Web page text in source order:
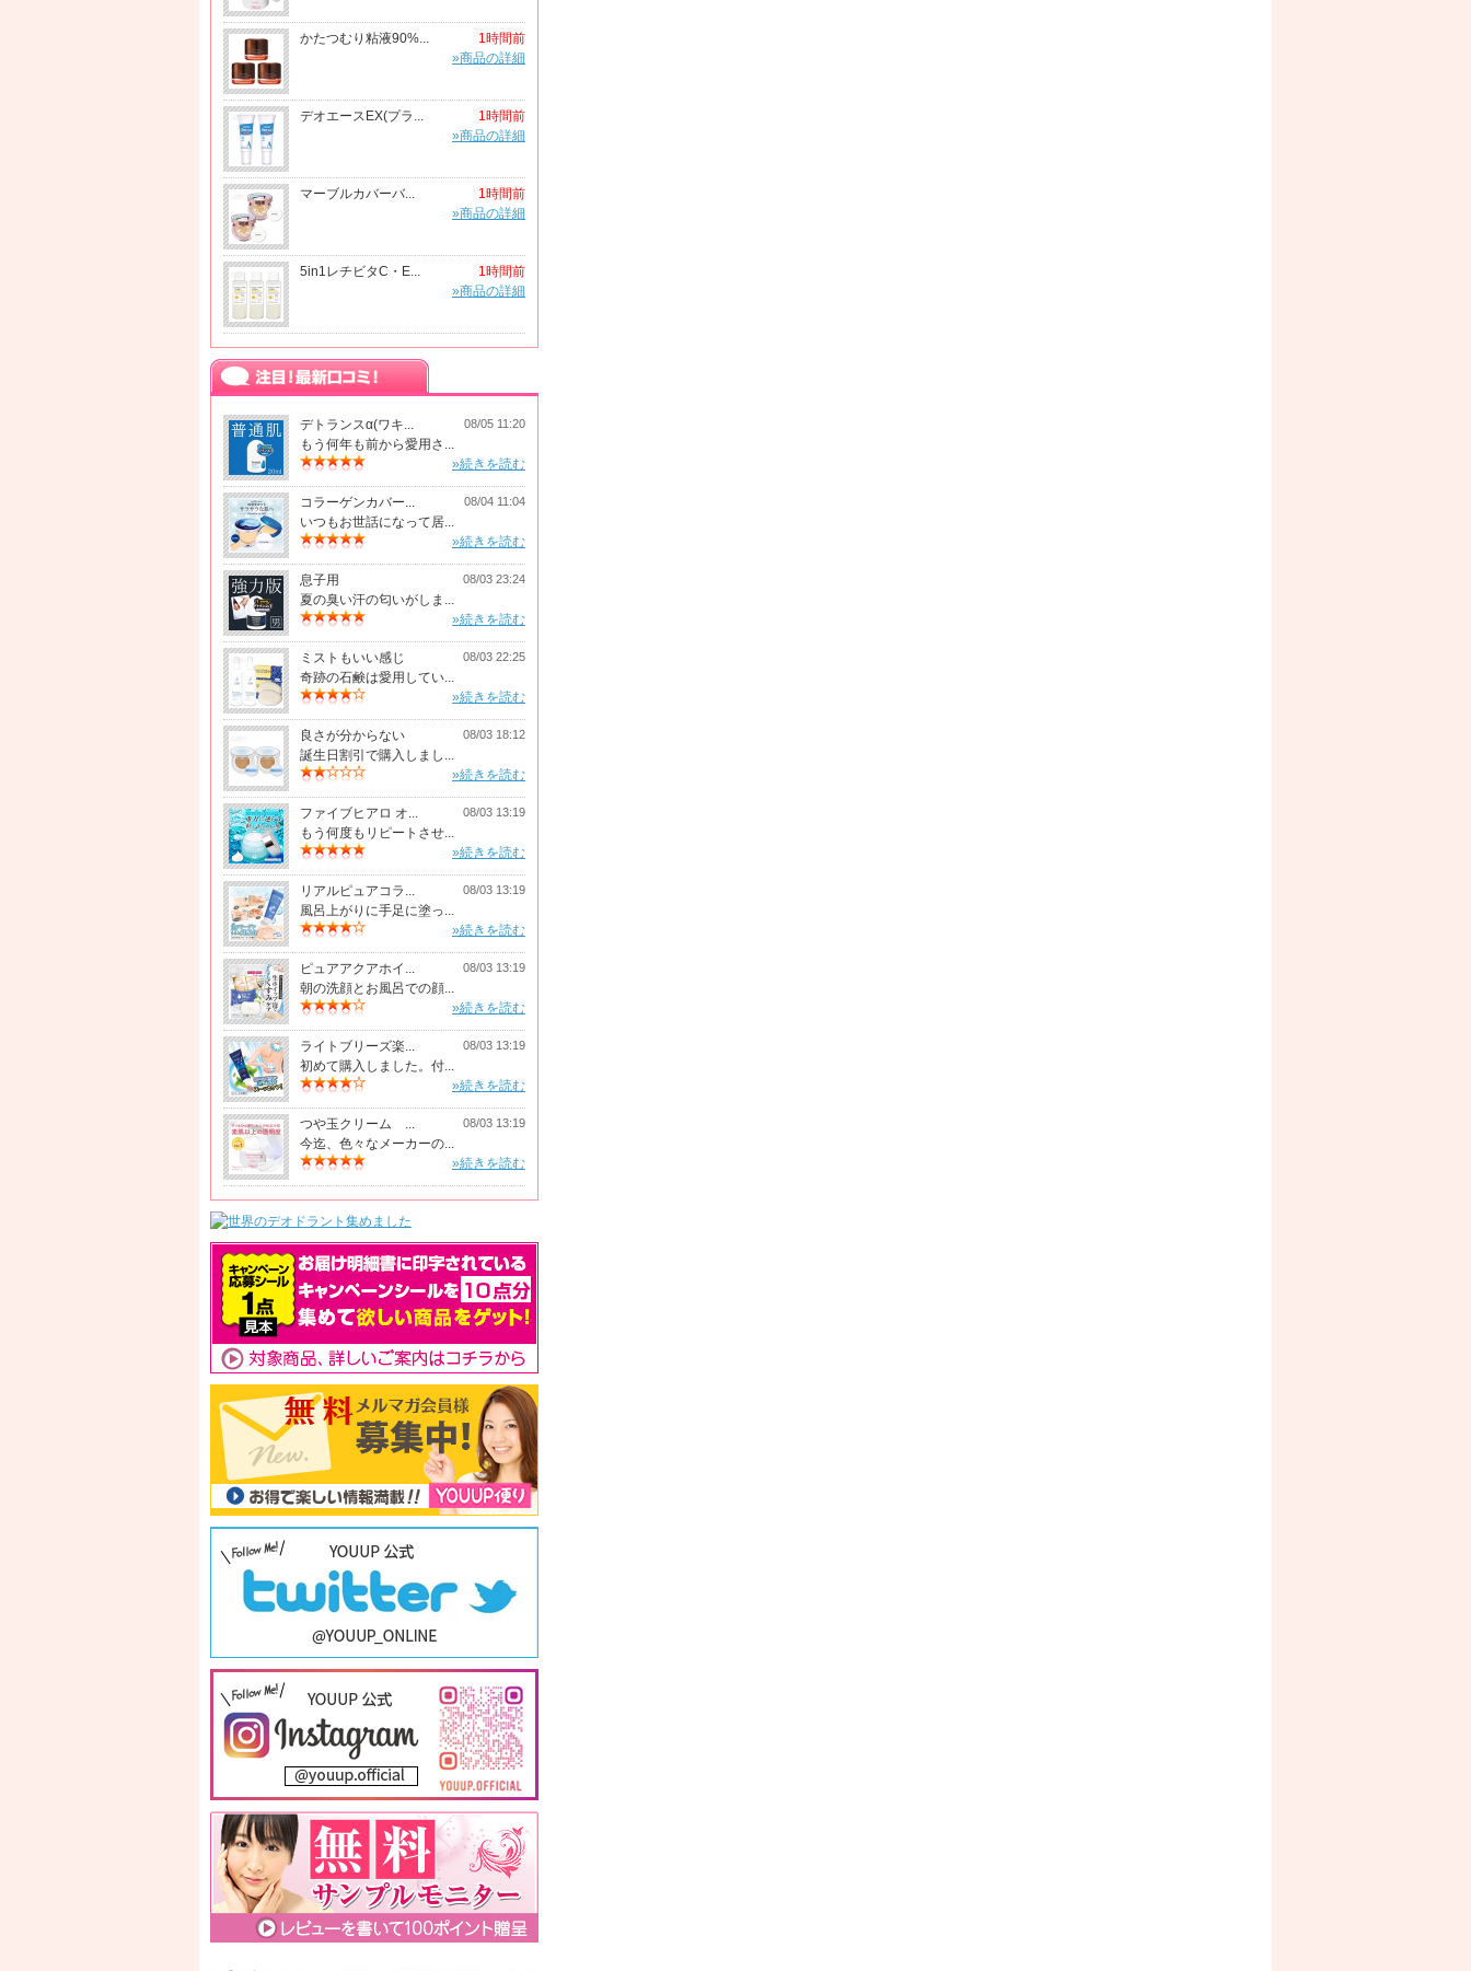
かたつむり粘液90%...
1時間前
»商品の詳細
デオエースEX(プラ...
1時間前
»商品の詳細
マーブルカバーバ...
1時間前
»商品の詳細
5in1レチビタC・E...
1時間前
»商品の詳細
デトランスα(ワキ... 08/05 11:20
もう何年も前から愛用さ...
»続きを読む
コラーゲンカバー... 08/04 11:04
いつもお世話になって居...
»続きを読む
息子用 08/03 23:24
夏の臭い汗の匂いがしま...
»続きを読む
ミストもいい感じ 08/03 22:25
奇跡の石鹸は愛用してい...
»続きを読む
良さが分からない 08/03 18:12
誕生日割引で購入しまし...
»続きを読む
ファイブヒアロ オ... 08/03 13:19
もう何度もリピートさせ...
»続きを読む
リアルピュアコラ... 08/03 13:19
風呂上がりに手足に塗っ...
»続きを読む
ピュアアクアホイ... 08/03 13:19
朝の洗顔とお風呂での顔...
»続きを読む
ライトブリーズ楽... 08/03 13:19
初めて購入しました。付...
»続きを読む
つや玉クリーム ... 08/03 13:19
今迄、色々なメーカーの...
»続きを読む